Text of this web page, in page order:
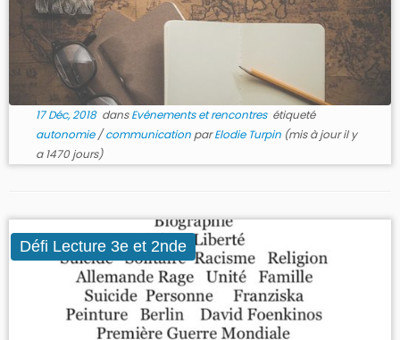
17 Déc, 2018dansEvénements et rencontres étiqueté
autonomie/communication parElodie Turpin(mis à jour il y
a 1470 jours)
Défi Lecture 3e et 2nde